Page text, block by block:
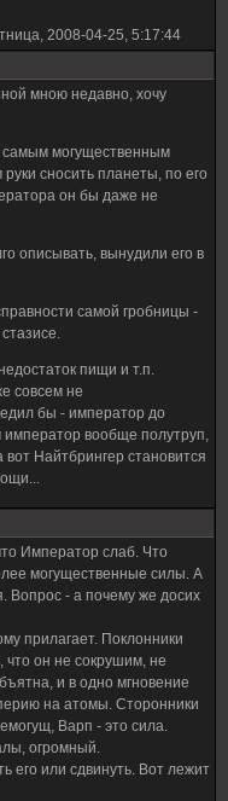
2008-04-25, 5:17:44
мною недавно, хочу
самым могущественным
сносить планеты, по его
он бы даже не
описывать, вынудили его в
самой гробницы -
пищи и т.п.
совсем не
бы - император до
император вообще полутруп,
Найтбрингер становится
Император слаб. Что
могущественные силы. А
Вопрос - а почему же досих
прилагает. Поклонники
он не сокрушим, не
и в одно мгновение
на атомы. Сторонники
Варп - это сила.
огромный.
его или сдвинуть. Вот лежит